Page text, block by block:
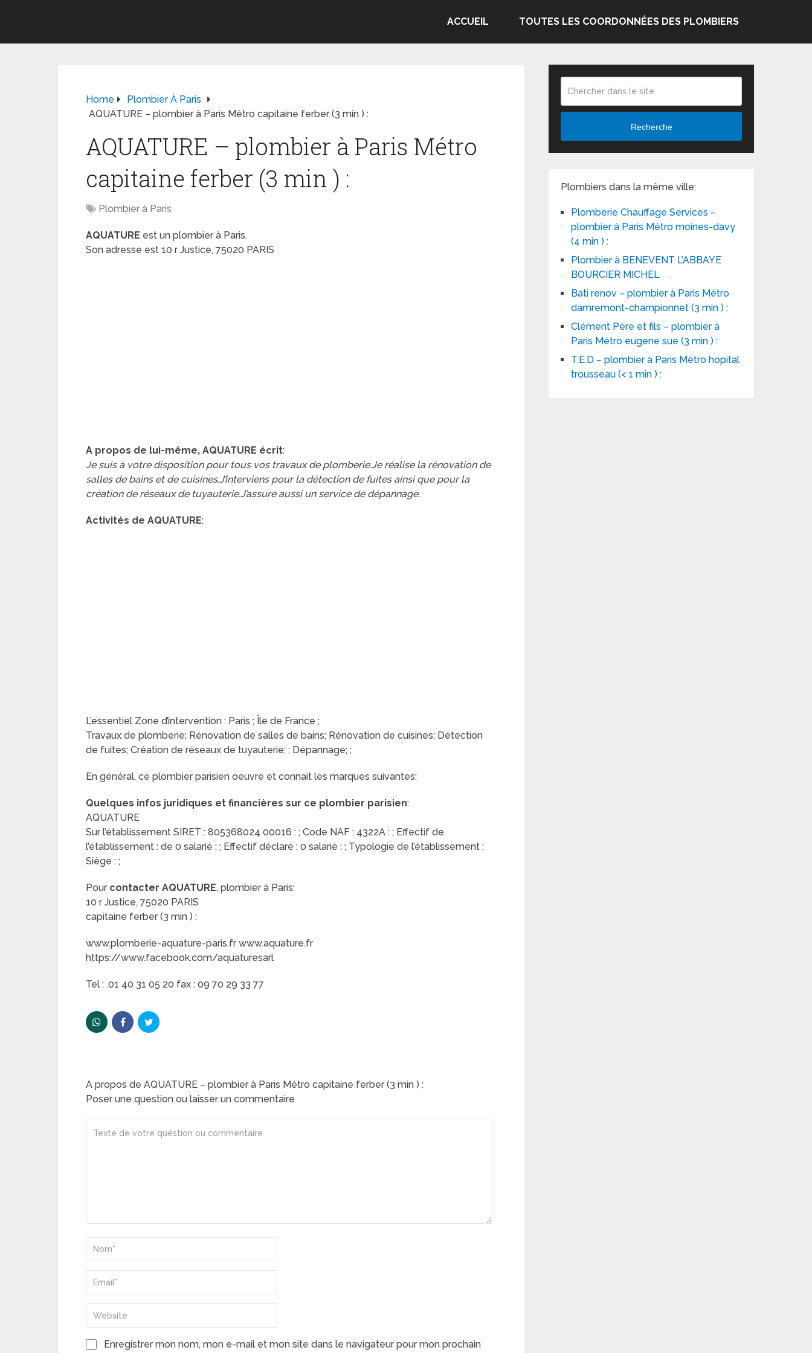
ACCUEIL TOUTES LES COORDONNÉES DES PLOMBIERS
Home
Plombier À Paris
AQUATURE – plombier à Paris Métro capitaine ferber (3 min ) :
AQUATURE – plombier à Paris Métro
capitaine ferber (3 min ) :
Plombier à Paris
AQUATURE est un plombier à Paris.
Son adresse est 10 r Justice, 75020 PARIS
A propos de lui-même, AQUATURE écrit:
Je suis à votre disposition pour tous vos travaux de plomberie.Je réalise la rénovation de
salles de bains et de cuisines.J’interviens pour la détection de fuites ainsi que pour la
création de réseaux de tuyauterie.J’assure aussi un service de dépannage.
Activités de AQUATURE:
L’essentiel Zone d’intervention : Paris ; Île de France ;
Travaux de plomberie; Rénovation de salles de bains; Rénovation de cuisines; Détection
de fuites; Création de réseaux de tuyauterie; ; Dépannage; ;
En général, ce plombier parisien oeuvre et connait les marques suivantes:
Quelques infos juridiques et financières sur ce plombier parisien:
AQUATURE
Sur l’établissement SIRET : 805368024 00016 : ; Code NAF : 4322A : ; Effectif de
l’établissement : de 0 salarié : ; Effectif déclaré : 0 salarié : ; Typologie de l’établissement :
Siège : ;
Pour contacter AQUATURE, plombier à Paris:
10 r Justice, 75020 PARIS
capitaine ferber (3 min ) :
www.plomberie-aquature-paris.fr www.aquature.fr
https://www.facebook.com/aquaturesarl
Tel : .01 40 31 05 20 fax : 09 70 29 33 77
A propos de AQUATURE – plombier à Paris Métro capitaine ferber (3 min ) :
Poser une question ou laisser un commentaire
Enregistrer mon nom, mon e-mail et mon site dans le navigateur pour mon prochain
Recherche
Plombiers dans la même ville:
Plomberie Chauffage Services –
plombier à Paris Métro moines-davy
(4 min ) :
Plombier à BENEVENT L’ABBAYE
BOURCIER MICHEL
Bati renov – plombier à Paris Métro
damremont-championnet (3 min ) :
Clément Père et fils – plombier à
Paris Métro eugene sue (3 min ) :
T.E.D – plombier à Paris Métro hopital
trousseau (< 1 min ) :